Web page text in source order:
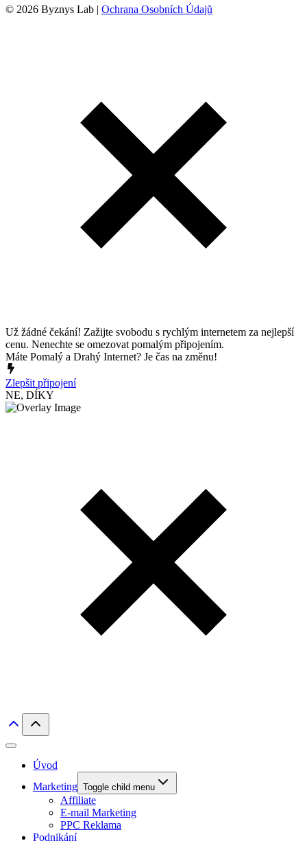
© 2026 Byznys Lab | Ochrana Osobních Údajů
Už žádné čekání! Zažijte svobodu s rychlým internetem za nejlepší
cenu. Nenechte se omezovat pomalým připojením.
Máte Pomalý a Drahý Internet? Je čas na změnu!
Zlepšit připojení
NE, DÍKY
Úvod
Marketing Toggle child menu
Affiliate
E-mail Marketing
PPC Reklama
Podnikání